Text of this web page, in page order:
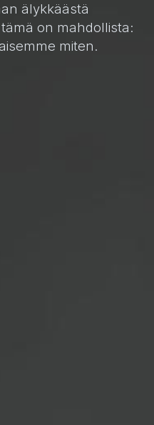
älykkäästä
on mahdollista:
miten.